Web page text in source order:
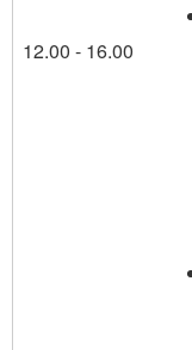
12.00 - 16.00